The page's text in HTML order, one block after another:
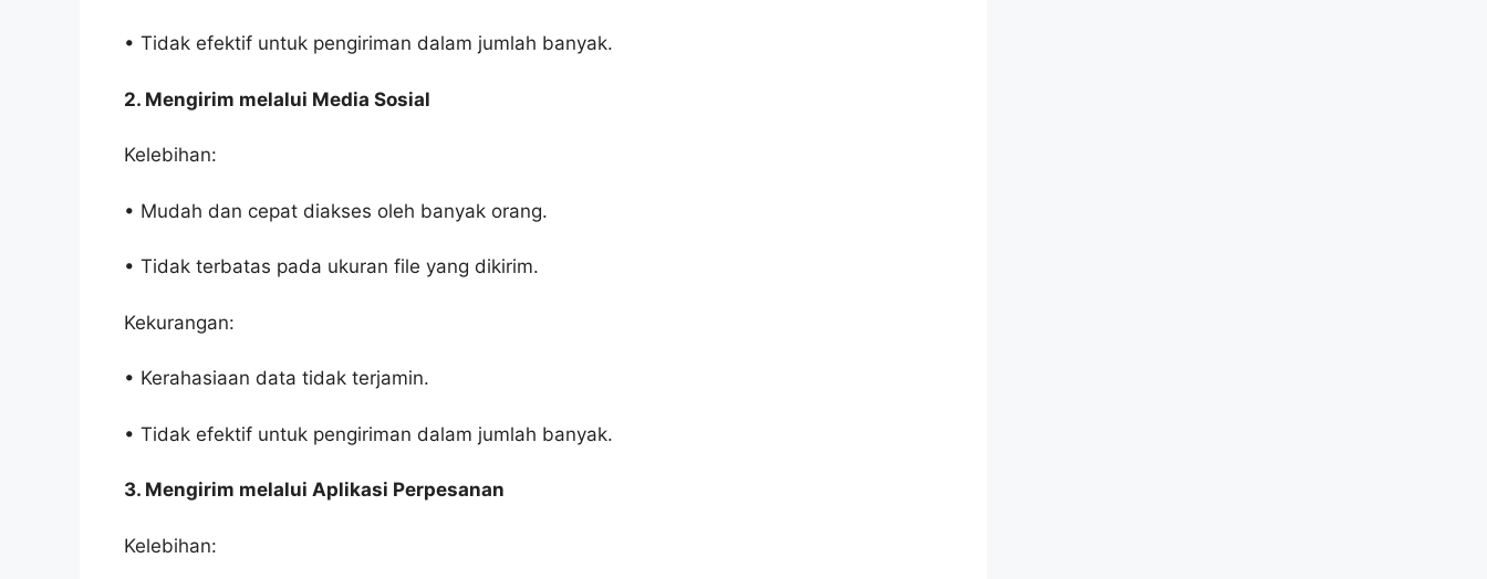
• Tidak efektif untuk pengiriman dalam jumlah banyak.
2. Mengirim melalui Media Sosial
Kelebihan:
• Mudah dan cepat diakses oleh banyak orang.
• Tidak terbatas pada ukuran file yang dikirim.
Kekurangan:
• Kerahasiaan data tidak terjamin.
• Tidak efektif untuk pengiriman dalam jumlah banyak.
3. Mengirim melalui Aplikasi Perpesanan
Kelebihan: